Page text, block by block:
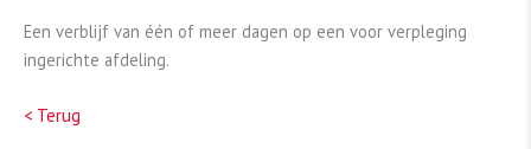
Een verblijf van één of meer dagen op een voor verpleging
ingerichte afdeling.
< Terug